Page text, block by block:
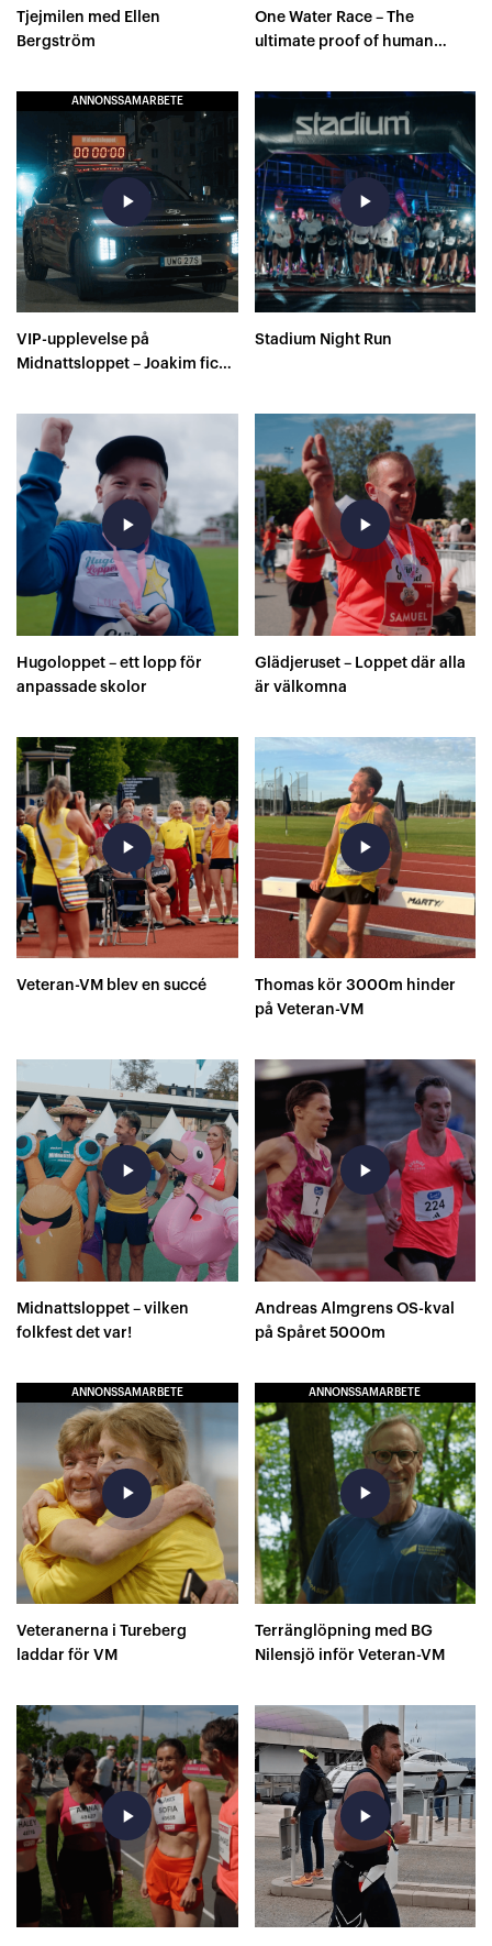
Tjejmilen med Ellen
Bergström
One Water Race – The
ultimate proof of human
ANNONSSAMARBETE
play_arrow
VIP-upplevelse på
Midnattsloppet – Joakim fick
Springer
play_arrow
Stadium Night Run
play_arrow
Hugoloppet – ett lopp för
anpassade skolor
play_arrow
Glädjeruset – Loppet där alla
är välkomna
play_arrow
Veteran-VM blev en succé
play_arrow
Thomas kör 3000m hinder
på Veteran-VM
play_arrow
Midnattsloppet – vilken
folkfest det var!
play_arrow
Andreas Almgrens OS-kval
på Spåret 5000m
ANNONSSAMARBETE
play_arrow
Veteranerna i Tureberg
laddar för VM
ANNONSSAMARBETE
play_arrow
Terränglöpning med BG
Nilensjö inför Veteran-VM
play_arrow play_arrow